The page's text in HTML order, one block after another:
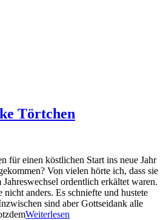
Törtchen
für einen köstlichen Start ins neue Jahr
Von vielen hörte ich, dass sie
ordentlich erkältet waren.
anders. Es schniefte und hustete
sind aber Gottseidank alle
Weiterlesen